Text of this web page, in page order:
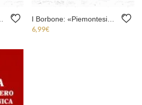
6,99€